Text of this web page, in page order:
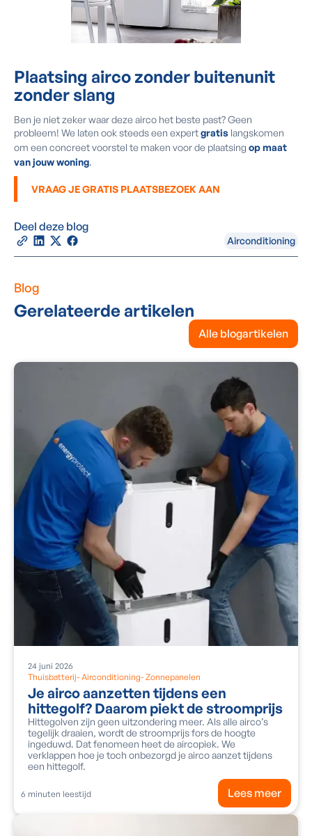
Plaatsing airco zonder buitenunit
zonder slang
Ben je niet zeker waar deze airco het beste past? Geen
probleem! We laten ook steeds een expertgratis langskomen
om een concreet voorstel te maken voor de plaatsing op maat
van jouw woning.
VRAAG JE GRATIS PLAATSBEZOEK AAN
Deel deze blog
Airconditioning
Blog
Gerelateerde artikelen
Alle blogartikelen
Thuisbatterij- Airconditioning- Zonnepanelen
24 juni 2026
Je airco aanzetten tijdens een
hittegolf? Daarom piekt de stroomprijs
Hittegolven zijn geen uitzondering meer. Als alle airco’s
tegelijk draaien, wordt de stroomprijs fors de hoogte
ingeduwd. Dat fenomeen heet de aircopiek. We
verklappen hoe je toch onbezorgd je airco aanzet tijdens
een hittegolf.
6 minuten leestijd Lees meer